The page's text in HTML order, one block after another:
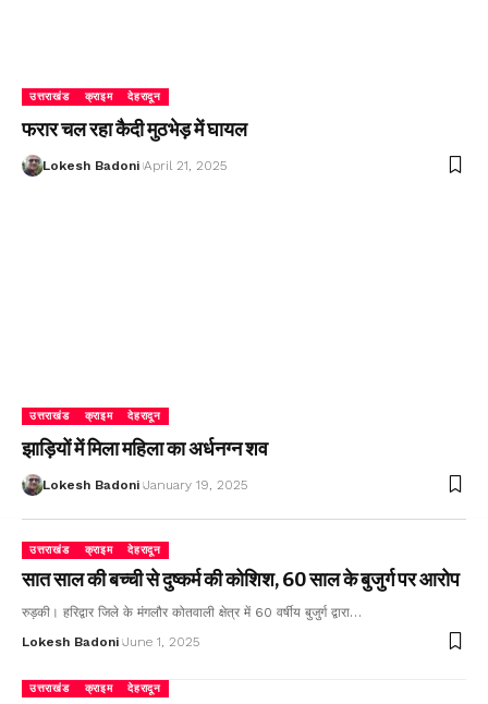
उत्तराखंड क्राइम देहरादून
फरार चल रहा कैदी मुठभेड़ में घायल
Lokesh Badoni April 21, 2025
उत्तराखंड क्राइम देहरादून
झाड़ियों में मिला महिला का अर्धनग्न शव
Lokesh Badoni January 19, 2025
उत्तराखंड क्राइम देहरादून
सात साल की बच्ची से दुष्कर्म की कोशिश, 60 साल के बुजुर्ग पर आरोप
रुड़की। हरिद्वार जिले के मंगलौर कोतवाली क्षेत्र में 60 वर्षीय बुजुर्ग द्वारा…
Lokesh Badoni June 1, 2025
उत्तराखंड क्राइम देहरादून